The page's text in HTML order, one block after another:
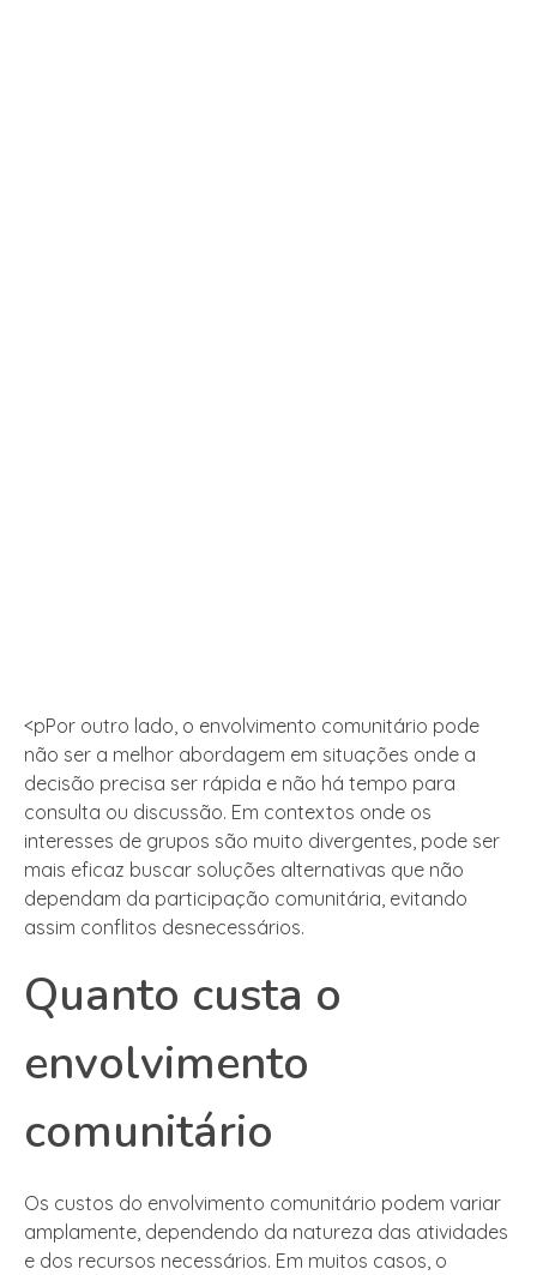
<pPor outro lado, o envolvimento comunitário pode
não ser a melhor abordagem em situações onde a
decisão precisa ser rápida e não há tempo para
consulta ou discussão. Em contextos onde os
interesses de grupos são muito divergentes, pode ser
mais eficaz buscar soluções alternativas que não
dependam da participação comunitária, evitando
assim conflitos desnecessários.
Quanto custa o
envolvimento
comunitário
Os custos do envolvimento comunitário podem variar
amplamente, dependendo da natureza das atividades
e dos recursos necessários. Em muitos casos, o